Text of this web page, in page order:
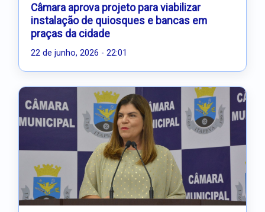
Câmara aprova projeto para viabilizar
instalação de quiosques e bancas em
praças da cidade
22 de junho, 2026 - 22:01